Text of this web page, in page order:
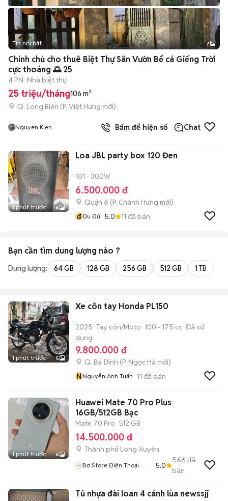
+2
Tin nổi bật 7
Chính chủ cho thuê Biệt Thự Sân Vườn Bể cá Giếng Trời
cực thoáng 🌅 25
4 PN Nhà biệt thự
25 triệu/tháng106 m²
Q. Long Biên (P. Việt Hưng mới)
Nguyen Kien Bấm để hiện số Chat
1 phút trước 6
Loa JBL party box 120 Đen
101 - 300W
6.500.000 đ
Quận 8 (P. Chánh Hưng mới)
đĐu Đủ 5.0 11 đã bán
Bạn cần tìm dung lượng nào ?
Dung lượng: 64 GB 128 GB 256 GB 512 GB 1 TB
1 phút trước 5
Xe côn tay Honda PL150
2025 Tay côn/Moto 100 - 175 cc Đã sử
dụng
9.800.000 đ
Q. Ba Đình (P. Ngọc Hà mới)
NNguyễn Anh Tuấn 11 đã bán
1 phút trước 6
Huawei Mate 70 Pro Plus
16GB/512GB Bạc
Mate 70 Pro 512 GB
14.500.000 đ
Thành phố Long Xuyên
Bơ Store Điện Thoại
5.0
566 đã
bán
Tủ nhựa đài loan 4 cánh lùa newssjj